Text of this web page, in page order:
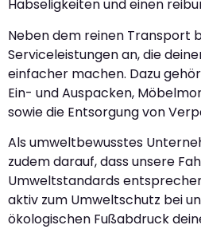
Habseligkeiten und einen
Neben dem reinen Transport
Serviceleistungen an, die
einfacher machen. Dazu
Ein- und Auspacken,
sowie die Entsorgung von
Als umweltbewusstes
zudem darauf, dass unsere
Umweltstandards
aktiv zum Umweltschutz bei
ökologischen Fußabdruck